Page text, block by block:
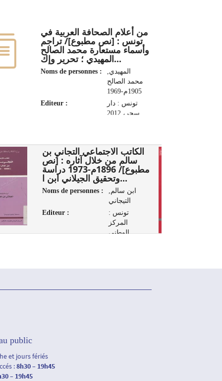
من أعلام الصحافة العربية في
تونس : [نص مطبوع]/ تراجم
وأسماء مستعارة محمد الصالح
المهيدي ؛ تحرير وإك...
Noms de personnes :
المهيدي,
محمد الصالح
1905م-1969
Editeur :
تونس : دار
سحر، 2012
الكاتب الاجتماعي التجاني بن
سالم من خلال آثاره : [نص
مطبوع]/ 1896م-1973 دراسة
وتحقيق الجيلاني ابن ا...
Noms de personnes :
ابن سالم,
التيجاني
Editeur :
تونس :
المركز
الوطني
public
et jours fériés
:8h30 – 19h45
– 19h45